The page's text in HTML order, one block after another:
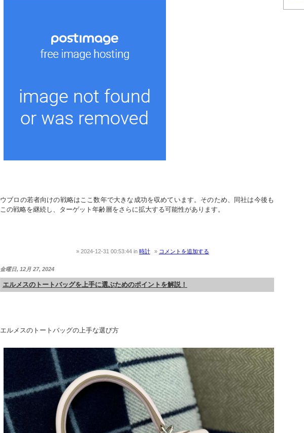
ウブロの若者向けの戦略はここ数年で大きな成功を収めています。そのため、同社は今後も
この戦略を継続し、ターゲット年齢層をさらに拡大する可能性があります。
2024-12-31 00:53:44 in 時計 コメントを追加する
金曜日, 12月 27, 2024
エルメスのトートバッグを上手に選ぶためのポイントを解説！
エルメスのトートバッグの上手な選び方